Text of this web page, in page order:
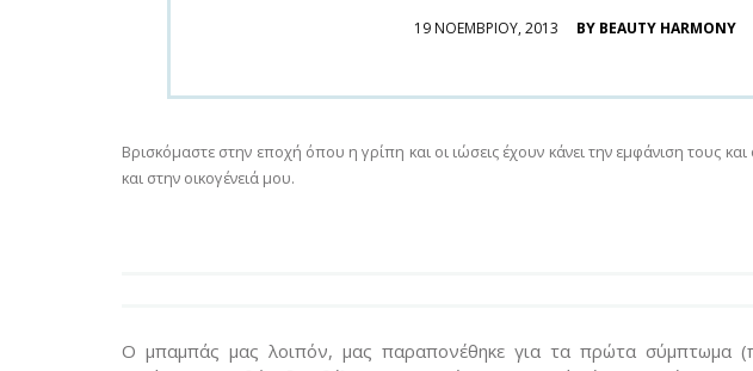
POSTED
19 ΝΟΕΜΒΡΊΟΥ, 2013 BY BEAUTY HARMONY
Βρισκόμαστε στην εποχή όπου η γρίπη και οι ιώσεις έχουν κάνει την εμφάνιση τους
και στην οικογένειά μου.
Ο μπαμπάς μας λοιπόν, μας παραπονέθηκε για τα πρώτα σύμπτωμα